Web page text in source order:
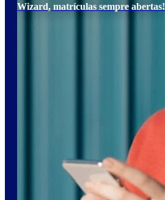
Wizard, matrículas sempre abertas!